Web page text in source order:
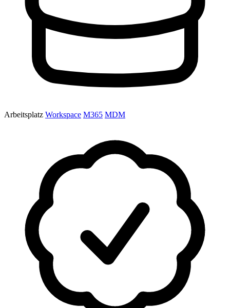
Arbeitsplatz Workspace M365 MDM